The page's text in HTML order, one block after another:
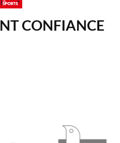
CONFIANCE